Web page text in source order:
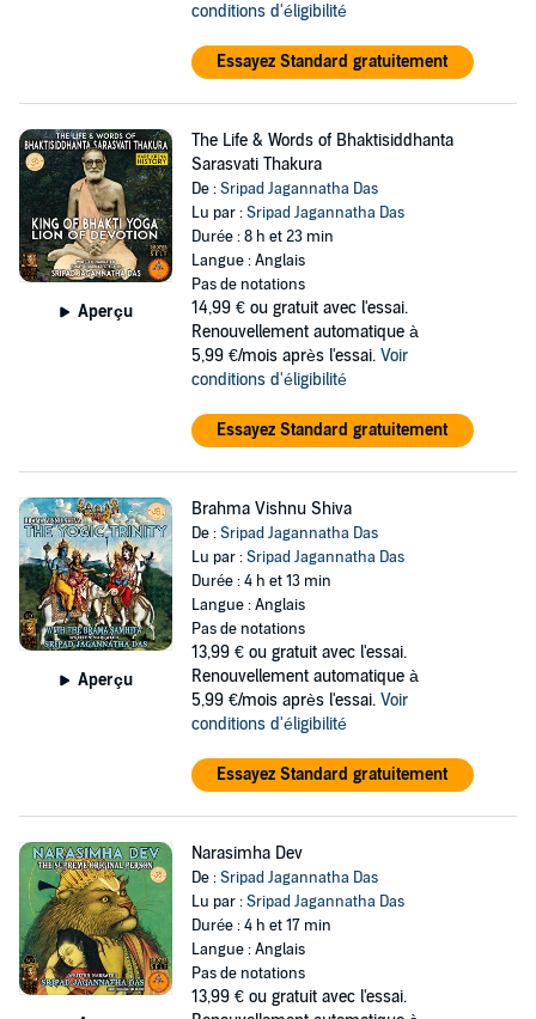
conditions d'éligibilité
Essayez Standard gratuitement
Aperçu
The Life & Words of Bhaktisiddhanta
Sarasvati Thakura
De :Sripad Jagannatha Das
Lu par :Sripad Jagannatha Das
Durée : 8 h et 23 min
Langue : Anglais
Pas de notations
14,99 € ou gratuit avec l'essai.
Renouvellement automatique à
5,99 €/mois après l'essai. Voir
conditions d'éligibilité
Essayez Standard gratuitement
Aperçu
Brahma Vishnu Shiva
De :Sripad Jagannatha Das
Lu par :Sripad Jagannatha Das
Durée : 4 h et 13 min
Langue : Anglais
Pas de notations
13,99 € ou gratuit avec l'essai.
Renouvellement automatique à
5,99 €/mois après l'essai. Voir
conditions d'éligibilité
Essayez Standard gratuitement
Narasimha Dev
De :Sripad Jagannatha Das
Lu par :Sripad Jagannatha Das
Durée : 4 h et 17 min
Langue : Anglais
Pas de notations
13,99 € ou gratuit avec l'essai.